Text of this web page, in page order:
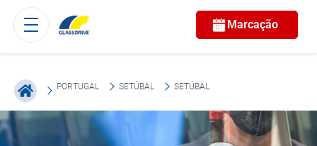
Marcação
PORTUGAL SETÚBAL SETÚBAL